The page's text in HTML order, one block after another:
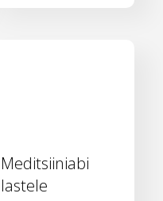
Meditsiiniabi
lastele